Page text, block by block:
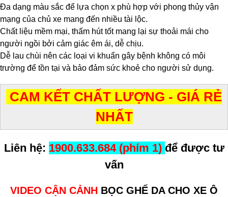
Đa dạng màu sắc để lựa chọn x phù hợp với phong thủy vận
mạng của chủ xe mang đến nhiều tài lộc.
Chất liệu mềm mại, thấm hút tốt mang lại sự thoải mái cho
người ngồi bởi cảm giác êm ái, dễ chịu.
Dễ lau chùi nên các loại vi khuẩn gây bệnh không có môi
trường để tồn tại và bảo đảm sức khoẻ cho người sử dụng.
CAM KẾT CHẤT LƯỢNG - GIÁ RẺ
NHẤT
Liên hệ: 1900.633.684 (phím 1) để được tư
vấn
VIDEO CẬN CẢNH BỌC GHẾ DA CHO XE Ô